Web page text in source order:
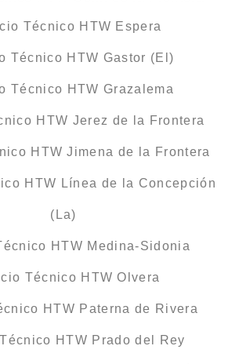
Técnico HTW Espera
Técnico HTW Gastor (El)
Técnico HTW Grazalema
HTW Jerez de la Frontera
HTW Jimena de la Frontera
HTW Línea de la Concepción
(La)
HTW Medina-Sidonia
Técnico HTW Olvera
HTW Paterna de Rivera
HTW Prado del Rey